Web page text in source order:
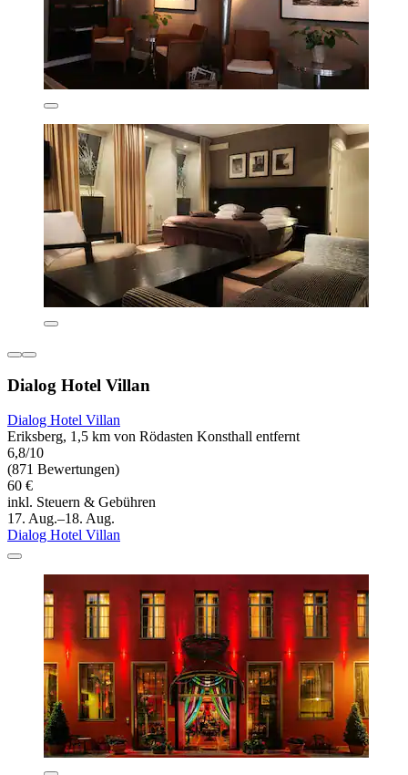
Dialog Hotel Villan
Dialog Hotel Villan
Eriksberg, 1,5 km von Rödasten Konsthall entfernt
6,8/10
(871 Bewertungen)
60 €
inkl. Steuern & Gebühren
17. Aug.–18. Aug.
Dialog Hotel Villan